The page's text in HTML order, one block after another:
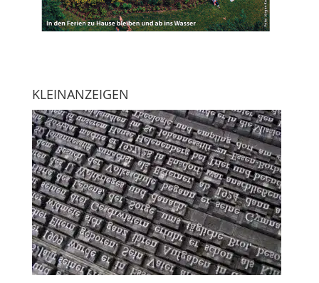
KLEINANZEIGEN